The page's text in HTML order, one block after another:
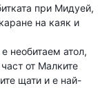
при Мидуей,
на каяк и
необитаем атол,
от Малките
щати и е най-